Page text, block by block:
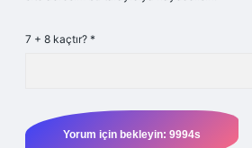
7 + 8 kaçtır? *